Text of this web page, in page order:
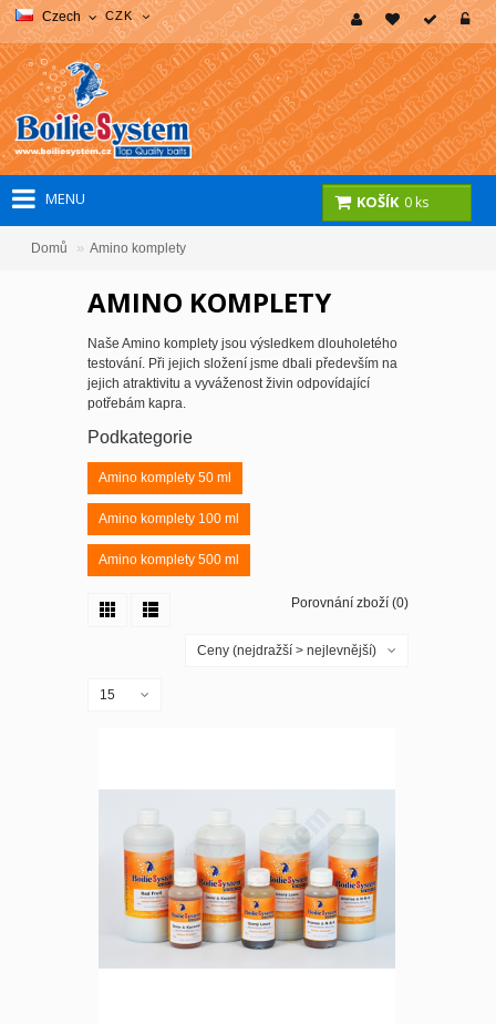
Czech CZK
MENU KOŠÍK 0 ks
Domů » Amino komplety
AMINO KOMPLETY
Naše Amino komplety jsou výsledkem dlouholetého
testování. Při jejich složení jsme dbali především na
jejich atraktivitu a vyváženost živin odpovídající
potřebám kapra.
Podkategorie
Amino komplety 50 ml
Amino komplety 100 ml
Amino komplety 500 ml
Porovnání zboží (0)
Ceny (nejdražší > nejlevnější)
15